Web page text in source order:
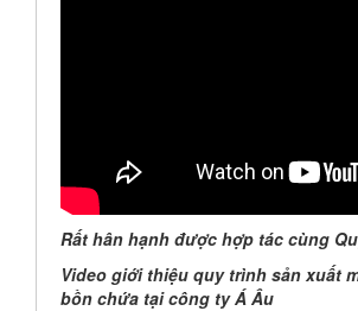
Rất hân hạnh được hợp tác cùng
Video giới thiệu quy trình sản xuất
bồn chứa tại công ty Á Âu